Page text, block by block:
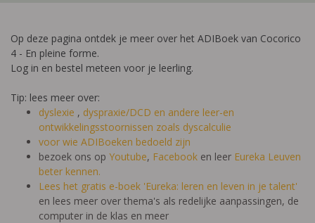
Op deze pagina ontdek je meer over het ADIBoek van Cocorico
4 - En pleine forme.
Log in en bestel meteen voor je leerling.
Tip: lees meer over:
dyslexie , dyspraxie/DCD en andere leer-en
ontwikkelingsstoornissen zoals dyscalculie
voor wie ADIBoeken bedoeld zijn
bezoek ons op Youtube, Facebook en leer Eureka Leuven
beter kennen.
Lees het gratis e-boek 'Eureka: leren en leven in je talent'
en lees meer over thema's als redelijke aanpassingen, de
computer in de klas en meer